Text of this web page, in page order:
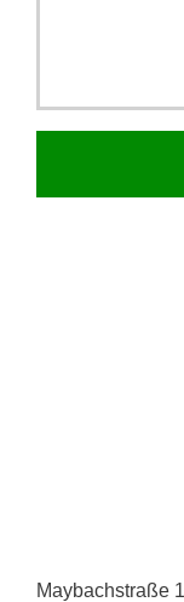
Maybachstraße